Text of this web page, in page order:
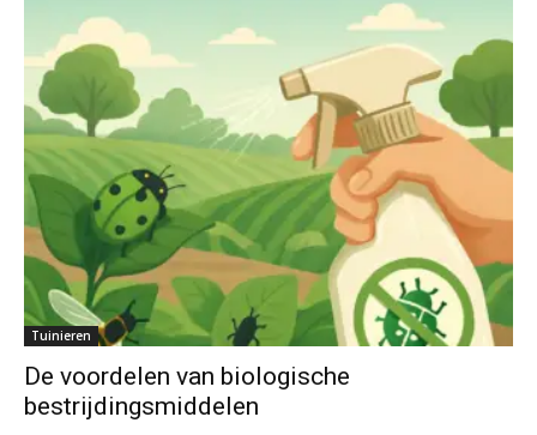
Tuinieren
De voordelen van biologische
bestrijdingsmiddelen